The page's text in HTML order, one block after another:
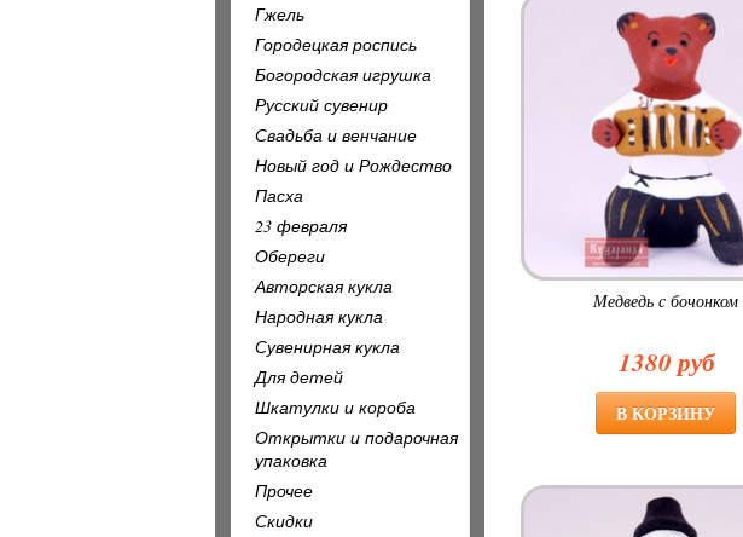
Медведь с бочонком
1380 руб
Гжель
Городецкая роспись
Богородская игрушка
Русский сувенир
Свадьба и венчание
Новый год и Рождество
Пасха
23 февраля
Обереги
Авторская кукла
Народная кукла
Сувенирная кукла
Для детей
Шкатулки и короба
Открытки и подарочная
упаковка
Прочее
Скидки